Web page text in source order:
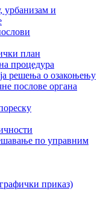
урбанизам и
план
процедура
решења о озакоњењу
послове органа
по управним
приказ)